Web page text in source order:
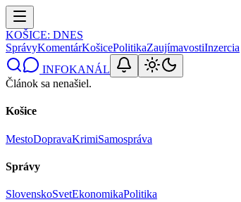
KOŠICE: DNES
SprávyKomentárKošicePolitikaZaujímavostiInzercia
INFOKANÁL
Článok sa nenašiel.
Košice
MestoDopravaKrimiSamospráva
Správy
SlovenskoSvetEkonomikaPolitika